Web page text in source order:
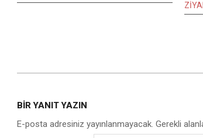
10
BIR YANIT YAZIN
E-posta adresiniz yayınlanmayacak. Gerekli